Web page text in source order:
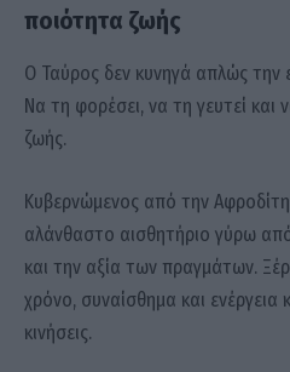
ποιότητα ζωής
Ο Ταύρος δεν κυνηγά απλώς την
Να τη φορέσει, να τη γευτεί
ζωής.
Κυβερνώμενος από την
αλάνθαστο αισθητήριο γύρω
και την αξία των πραγμάτων.
χρόνο, συναίσθημα και ενέργεια
κινήσεις.